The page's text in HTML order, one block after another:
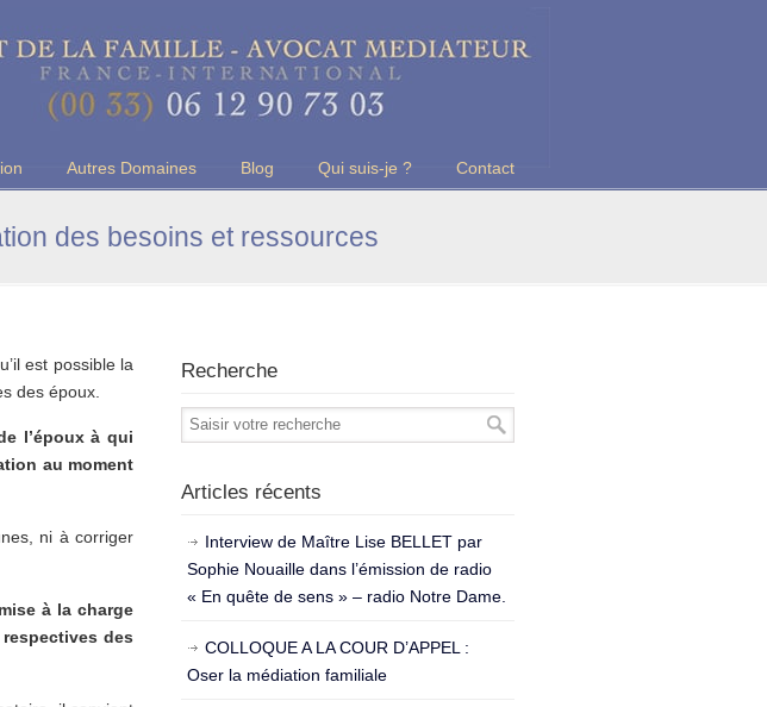
Autres Domaines Blog Qui suis-je ? Contact
des besoins et ressources
est possible la
des époux.
l’époux à qui
au moment
ni à corriger
à la charge
des
Recherche
Articles récents
Interview de Maître Lise BELLET par
Sophie Nouaille dans l’émission de radio
« En quête de sens » – radio Notre Dame.
COLLOQUE A LA COUR D’APPEL :
Oser la médiation familiale